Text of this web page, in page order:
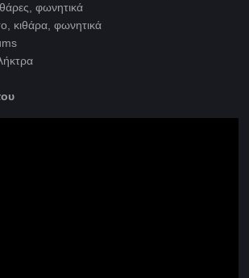
φωνητικά
κιθάρα, φωνητικά